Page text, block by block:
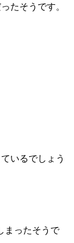
たそうです。
いるでしょう
まったそうで